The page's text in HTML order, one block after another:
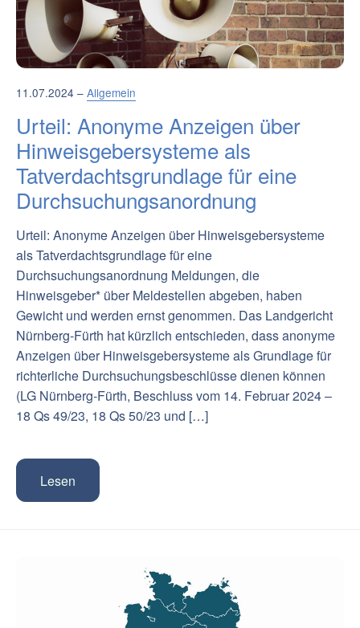
11.07.2024 – Allgemein
Urteil: Anonyme Anzeigen über
Hinweisgebersysteme als
Tatverdachtsgrundlage für eine
Durchsuchungsanordnung
Urteil: Anonyme Anzeigen über Hinweisgebersysteme
als Tatverdachtsgrundlage für eine
Durchsuchungsanordnung Meldungen, die
Hinweisgeber* über Meldestellen abgeben, haben
Gewicht und werden ernst genommen. Das Landgericht
Nürnberg-Fürth hat kürzlich entschieden, dass anonyme
Anzeigen über Hinweisgebersysteme als Grundlage für
richterliche Durchsuchungsbeschlüsse dienen können
(LG Nürnberg-Fürth, Beschluss vom 14. Februar 2024 –
18 Qs 49/23, 18 Qs 50/23 und […]
Lesen